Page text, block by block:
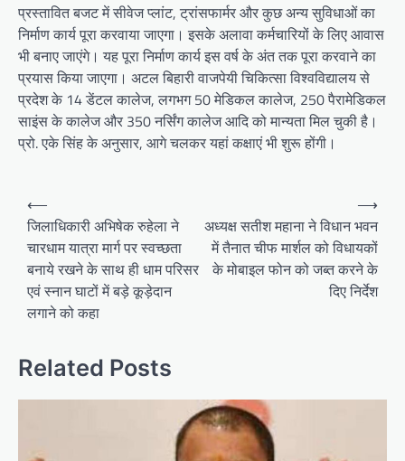
प्रस्तावित बजट में सीवेज प्लांट, ट्रांसफार्मर और कुछ अन्य सुविधाओं का
निर्माण कार्य पूरा करवाया जाएगा। इसके अलावा कर्मचारियों के लिए आवास
भी बनाए जाएंगे। यह पूरा निर्माण कार्य इस वर्ष के अंत तक पूरा करवाने का
प्रयास किया जाएगा। अटल बिहारी वाजपेयी चिकित्सा विश्वविद्यालय से
प्रदेश के 14 डेंटल कालेज, लगभग 50 मेडिकल कालेज, 250 पैरामेडिकल
साइंस के कालेज और 350 नर्सिंग कालेज आदि को मान्यता मिल चुकी है।
प्रो. एके सिंह के अनुसार, आगे चलकर यहां कक्षाएं भी शुरू होंगी।
o
n
v
i
⟵
जिलाधिकारी अभिषेक रुहेला ने
चारधाम यात्रा मार्ग पर स्वच्छता
बनाये रखने के साथ ही धाम परिसर
एवं स्नान घाटों में बड़े कूड़ेदान
लगाने को कहा
अध्यक्ष सतीश महाना ने विधान भवन
में तैनात चीफ मार्शल को विधायकों
के मोबाइल फोन को जब्त करने के
दिए निर्देश
⟶
Related Posts